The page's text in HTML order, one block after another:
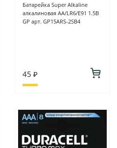
Батарейка Super Alkaline
алкалиновая AA/LR6/E91 1.5В
GP арт. GP15ARS-2SB4
45 ₽